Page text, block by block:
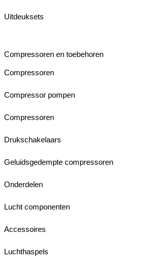
Uitdeuksets
Compressoren en toebehoren
Compressoren
Compressor pompen
Compressoren
Drukschakelaars
Geluidsgedempte compressoren
Onderdelen
Lucht componenten
Accessoires
Luchthaspels